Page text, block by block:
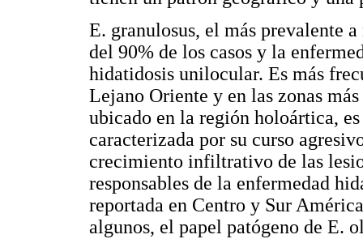
E. granulosus, el más prevalente
del 90% de los casos y la
hidatidosis unilocular. Es más
Lejano Oriente y en las zonas
ubicado en la región holoártica,
caracterizada por su curso
crecimiento infiltrativo de las
responsables de la enfermedad
reportada en Centro y Sur
algunos, el papel patógeno de E.